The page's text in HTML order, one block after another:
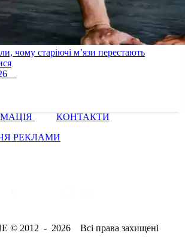
чому старіючі м’язи перестають
КОНТАКТИ
РЕКЛАМИ
© 2012 - 2026 Всі права захищені